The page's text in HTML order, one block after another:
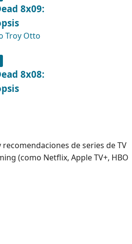
8x09:
8x08:
de series de TV
(como Netflix, Apple TV+, HBO